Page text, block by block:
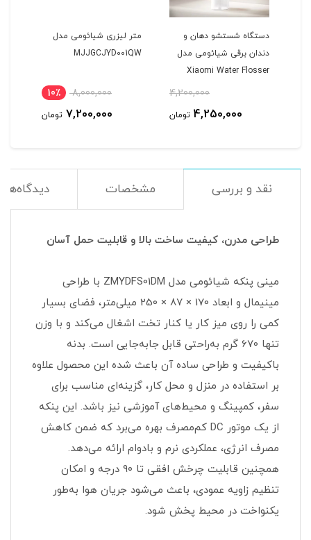
دستگاه شستشو دهان و
دندان برقی شیائومی مدل
Xiaomi Water Flosser
4,200,000
4,250,000 تومان
متر لیزری شیائومی مدل
MJJGCJYD001QW
8,000,000 10٪
7,200,000 تومان
نقد و بررسی مشخصات دیدگاه‌ها
طراحی مدرن، کیفیت ساخت بالا و قابلیت حمل آسان
مینی پنکه شیائومی مدل ZMYDFS01DM با طراحی
مینیمال و ابعاد 170 × 87 × 250 میلی‌متر، فضای بسیار
کمی را روی میز کار یا کنار تخت اشغال می‌کند و با وزن
تنها 670 گرم به‌راحتی قابل جابه‌جایی است. بدنه
باکیفیت و طراحی ساده آن باعث شده این محصول علاوه
بر استفاده در منزل و محل کار، گزینه‌ای مناسب برای
سفر، کمپینگ و محیط‌های آموزشی نیز باشد. این پنکه
از یک موتور DC کم‌مصرف بهره می‌برد که ضمن کاهش
مصرف انرژی، عملکردی نرم و بادوام ارائه می‌دهد.
همچنین قابلیت چرخش افقی تا ۹۰ درجه و امکان
تنظیم زاویه عمودی، باعث می‌شود جریان هوا به‌طور
یکنواخت در محیط پخش شود.